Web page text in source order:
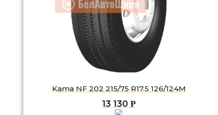
Kama NF 202 215/75 R17.5 126/124M
13 130 Р